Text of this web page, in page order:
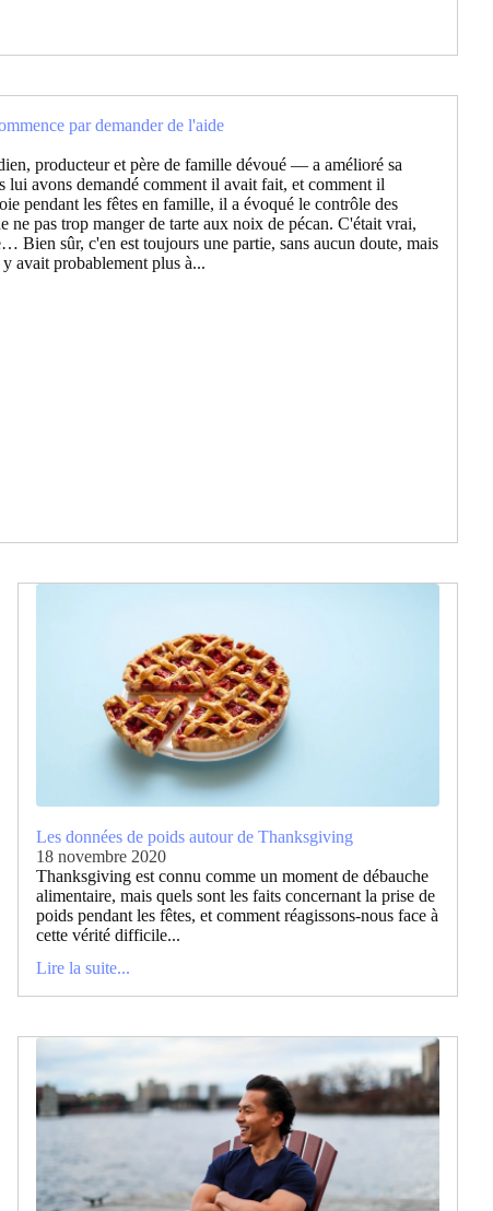
par demander de l'aide
producteur et père de famille dévoué — a amélioré sa
lui avons demandé comment il avait fait, et comment il
pendant les fêtes en famille, il a évoqué le contrôle des
ne pas trop manger de tarte aux noix de pécan. C'était vrai,
Bien sûr, c'en est toujours une partie, sans aucun doute, mais
avait probablement plus à...
Les données de poids autour de Thanksgiving
18 novembre 2020
Thanksgiving est connu comme un moment de débauche
alimentaire, mais quels sont les faits concernant la prise de
poids pendant les fêtes, et comment réagissons-nous face à
cette vérité difficile...
Lire la suite...